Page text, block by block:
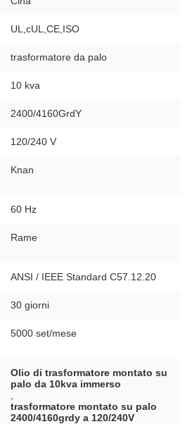
UL,cUL,CE,ISO
trasformatore da palo
10 kva
2400/4160GrdY
120/240 V
Knan
60 Hz
Rame
ANSI / IEEE Standard C57.12.20
30 giorni
5000 set/mese
Olio di trasformatore montato su
palo da 10kva immerso
trasformatore montato su palo
2400/4160grdy a 120/240V